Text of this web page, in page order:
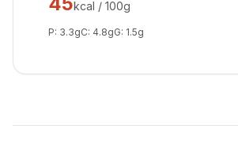
kcal / 100g
P: 3.3gC: 4.8gG: 1.5g